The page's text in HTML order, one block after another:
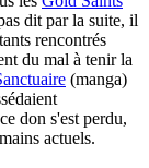
dit par la suite, il
rencontrés
du mal à tenir la
(manga)
don s'est perdu,
actuels.